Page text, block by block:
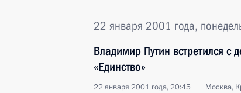
22 января 2001 года,
Владимир Путин встретился с
«Единство»
22 января 2001 года, 20:45 Москва,